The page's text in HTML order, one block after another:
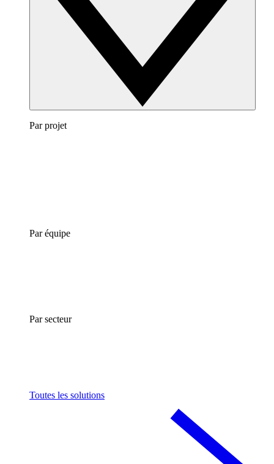
Par projet
Par équipe
Par secteur
Toutes les solutions